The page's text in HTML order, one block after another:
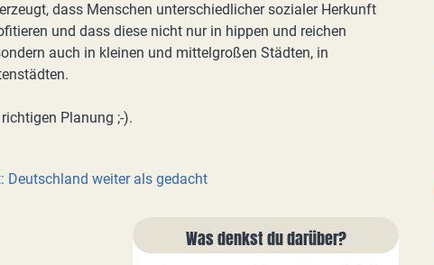
dass Menschen unterschiedlicher sozialer Herkunft
und dass diese nicht nur in hippen und reichen
auch in kleinen und mittelgroßen Städten, in
Planung ;-).
Deutschland weiter als gedacht
Was denkst du darüber?